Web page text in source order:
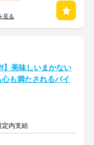
見る
】美味しいまかない
も満たされるバイ
定内支給